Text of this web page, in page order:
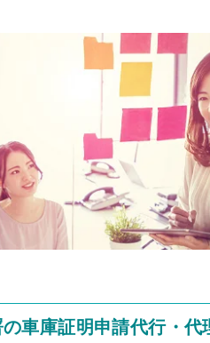
車庫証明申請代行・代